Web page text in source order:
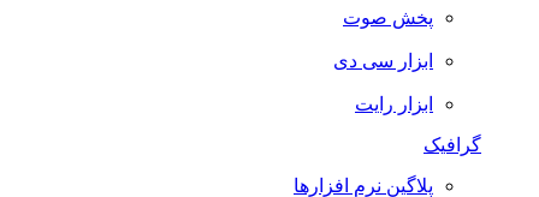
پخش صوت
ابزار سی دی
ابزار رایت
گرافیک
پلاگین نرم افزارها